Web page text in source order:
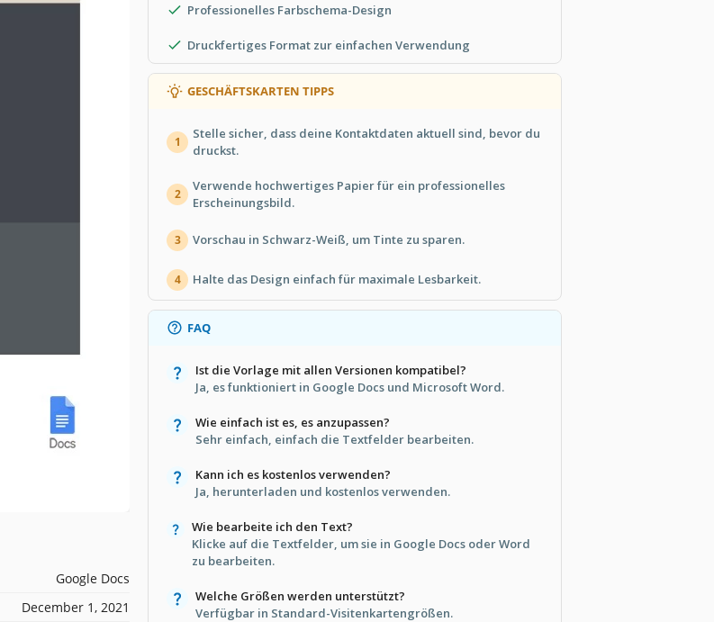
Google Docs
December 1, 2021
Professionelles Farbschema-Design
Druckfertiges Format zur einfachen Verwendung
GESCHÄFTSKARTEN TIPPS
1
Stelle sicher, dass deine Kontaktdaten aktuell sind, bevor du
druckst.
2
Verwende hochwertiges Papier für ein professionelles
Erscheinungsbild.
3 Vorschau in Schwarz-Weiß, um Tinte zu sparen.
4 Halte das Design einfach für maximale Lesbarkeit.
FAQ
Ist die Vorlage mit allen Versionen kompatibel?
Ja, es funktioniert in Google Docs und Microsoft Word.
Wie einfach ist es, es anzupassen?
Sehr einfach, einfach die Textfelder bearbeiten.
Kann ich es kostenlos verwenden?
Ja, herunterladen und kostenlos verwenden.
Wie bearbeite ich den Text?
Klicke auf die Textfelder, um sie in Google Docs oder Word
zu bearbeiten.
Welche Größen werden unterstützt?
Verfügbar in Standard-Visitenkartengrößen.